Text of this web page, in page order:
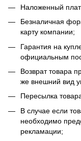
Наложенный
Безналичная
карту компании;
Гарантия на
официальным
Возврат товара
же внешний вид
Пересылка
В случае если
необходимо
рекламации;